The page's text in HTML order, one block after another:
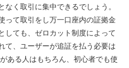
なく取引に集中できるでしょう。
って取引をし万一口座内の証拠金
しても、ゼロカット制度によって
て、ユーザーが追証を払う必要は
ある人はもちろん、初心者でも使